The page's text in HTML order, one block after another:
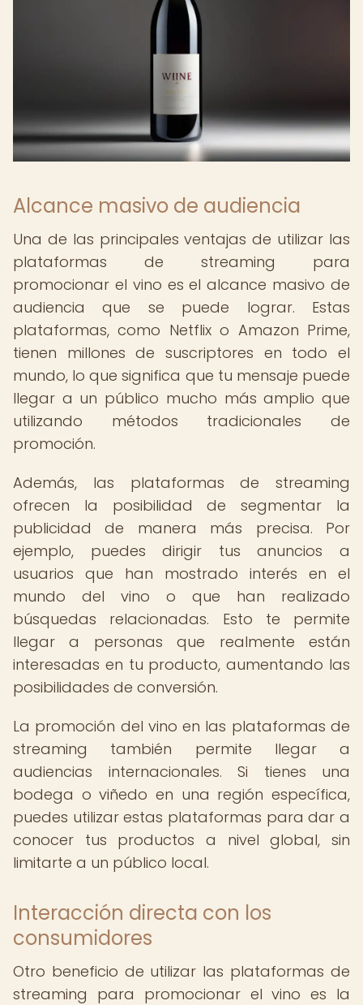
Alcance masivo de audiencia
Una de las principales ventajas de utilizar las
plataformas de streaming para
promocionar el vino es el alcance masivo de
audiencia que se puede lograr. Estas
plataformas, como Netflix o Amazon Prime,
tienen millones de suscriptores en todo el
mundo, lo que significa que tu mensaje puede
llegar a un público mucho más amplio que
utilizando métodos tradicionales de
promoción.
Además, las plataformas de streaming
ofrecen la posibilidad de segmentar la
publicidad de manera más precisa. Por
ejemplo, puedes dirigir tus anuncios a
usuarios que han mostrado interés en el
mundo del vino o que han realizado
búsquedas relacionadas. Esto te permite
llegar a personas que realmente están
interesadas en tu producto, aumentando las
posibilidades de conversión.
La promoción del vino en las plataformas de
streaming también permite llegar a
audiencias internacionales. Si tienes una
bodega o viñedo en una región específica,
puedes utilizar estas plataformas para dar a
conocer tus productos a nivel global, sin
limitarte a un público local.
Interacción directa con los
consumidores
Otro beneficio de utilizar las plataformas de
streaming para promocionar el vino es la